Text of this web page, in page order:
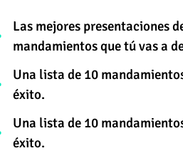
Las mejores presentaciones
mandamientos que tú vas a
Una lista de 10
éxito.
Una lista de 10
éxito.